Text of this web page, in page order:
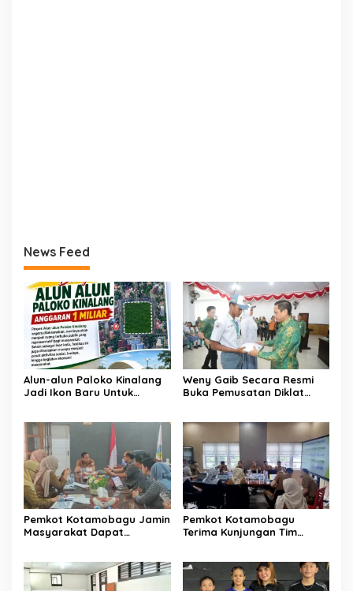
News Feed
Alun-alun Paloko Kinalang
Jadi Ikon Baru Untuk
Weny Gaib Secara Resmi
Buka Pemusatan Diklat
Pemkot Kotamobagu Jamin
Masyarakat Dapat
Pemkot Kotamobagu
Terima Kunjungan Tim